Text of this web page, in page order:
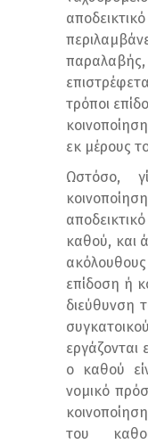
τρόποι
εκ μέρους
Ωστόσο,
καθού, και
επίδοση ή
διεύθυνση
ο καθού
νομικό
του